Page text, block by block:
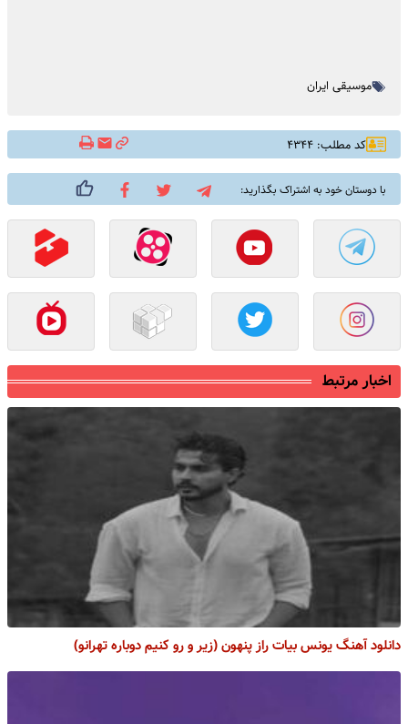
موسیقی ایران
کد مطلب: ۴۳۴۴
با دوستان خود به اشتراک بگذارید:
اخبار مرتبط
دانلود آهنگ یونس بیات راز پنهون (زیر و رو کنیم دوباره تهرانو)